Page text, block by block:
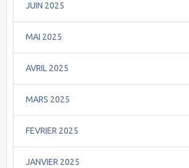
JUIN 2025
MAI 2025
AVRIL 2025
MARS 2025
FEVRIER 2025
JANVIER 2025